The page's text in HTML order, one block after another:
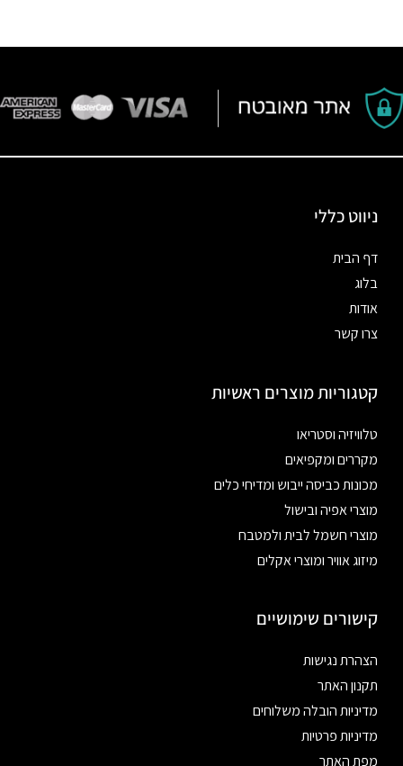
ניווט כללי
דף הבית
בלוג
אודות
צרו קשר
קטגוריות מוצרים ראשיות
טלוויזיה וסטריאו
מקררים ומקפיאים
מכונות כביסה ייבוש ומדיחי כלים
מוצרי אפיה ובישול
מוצרי חשמל לבית ולמטבח
מיזוג אוויר ומוצרי אקלים
קישורים שימושיים
הצהרת נגישות
תקנון האתר
מדיניות הובלה משלוחים
מדיניות פרטיות
מפת האתר